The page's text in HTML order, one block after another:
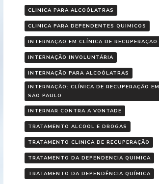
CLINICA PARA ALCOÓLATRAS
CLINICA PARA DEPENDENTES QUIMICOS
INTERNAÇÃO EM CLÍNICA DE RECUPERAÇÃO
INTERNAÇÃO INVOLUNTÁRIA
INTERNAÇÃO PARA ALCOÓLATRAS
INTERNAÇÃO: CLÍNICA DE RECUPERAÇÃO EM
SÃO PAULO
INTERNAR CONTRA A VONTADE
TRATAMENTO ALCOOL E DROGAS
TRATAMENTO CLINICA DE RECUPERAÇÃO
TRATAMENTO DA DEPENDENCIA QUIMICA
TRATAMENTO DA DEPENDÊNCIA QUÍMICA